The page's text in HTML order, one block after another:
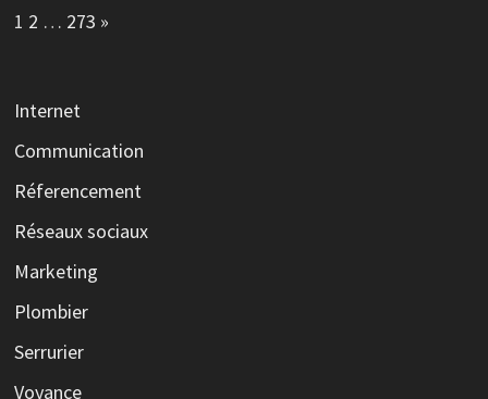
Page:
1 2 … 273 Next
»
Internet
Communication
Réferencement
Réseaux sociaux
Marketing
Plombier
Serrurier
Voyance